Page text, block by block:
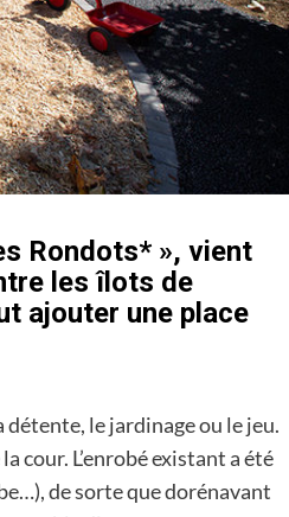
Rondots* », vient
les îlots de
ajouter une place
le jardinage ou le jeu.
cour. L’enrobé existant a été
de sorte que dorénavant